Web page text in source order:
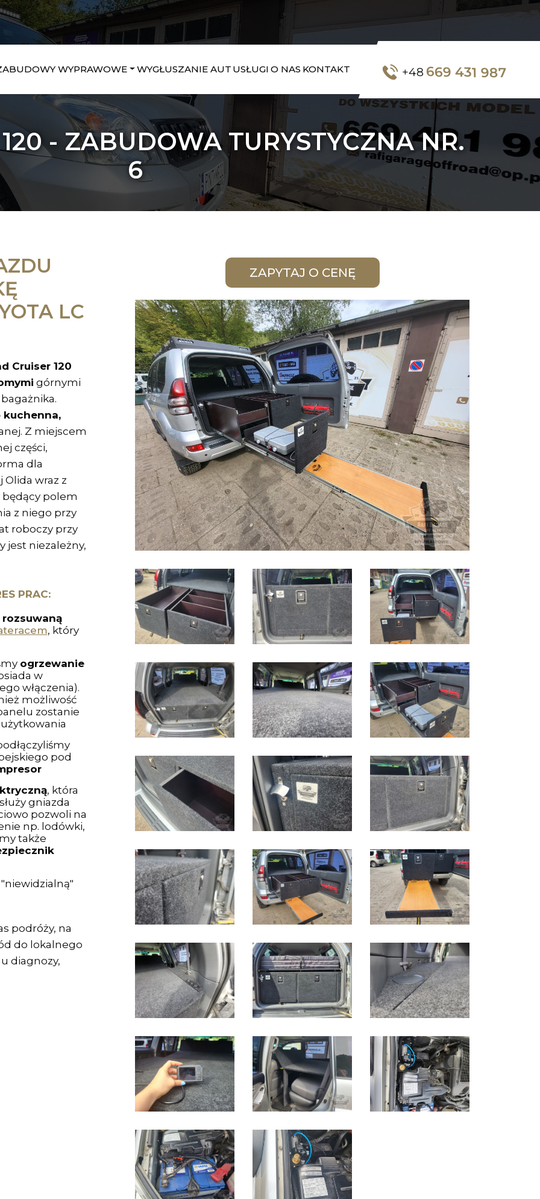
WYPRAWOWE WYGŁUSZANIE AUT USŁUGI O NAS KONTAKT +48669 431 987
- ZABUDOWA TURYSTYCZNA NR.
6
LC
Cruiser 120
górnymi
kuchenna,
Z miejscem
części,
dla
Olida wraz z
będący polem
z niego przy
roboczy przy
jest niezależny,
PRAC:
, który
ogrzewanie
w
włączenia).
możliwość
zostanie
pod
, która
gniazda
pozwoli na
np. lodówki,
także
podróży, na
do lokalnego
diagnozy,